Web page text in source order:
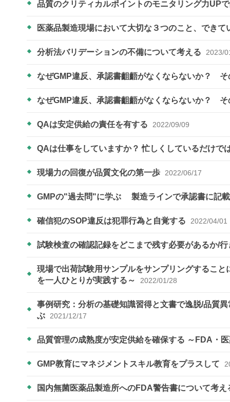
品質のクリティカルポイントのモニタリング力UP
医薬品製造現場において大切な３つのこと、でき
分析法バリデーションの不備について考える 2023/
なぜGMP違反、承認書齟齬がなくならないか？
なぜGMP違反、承認書齟齬がなくならないか？
QAは安定供給の責任を有する 2022/09/09
QAは仕事をしていますか？ 忙しくしているだけ
現場力の回復が品質文化の第一歩 2022/06/17
GMPの"過去問"に学ぶ ​​​​​​ 製造ラインで承認書に記
確信犯のSOP違反は犯罪行為と自覚する 2022/04/01
試験検査の確認記録をどこまで残す必要があるか/
現場で出荷試験用サンプルをサンプリングするこ
を一人ひとりが実践する～
2022/01/28
事例研究：分析の基礎知識習得と文書で逸脱/品質
ぶ
2021/12/17
品質管理の成熟度が安定供給を確保する ～FDA・
GMP教育にマネジメントスキル教育をプラスして
国内無菌医薬品製造所へのFDA警告書について考